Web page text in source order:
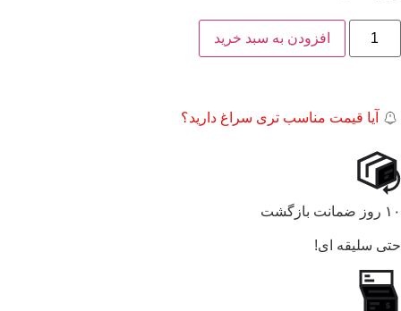
افزودن به سبد خرید
آیا قیمت مناسب تری سراغ دارید؟
۱۰ روز ضمانت بازگشت
حتی سلیقه ای!